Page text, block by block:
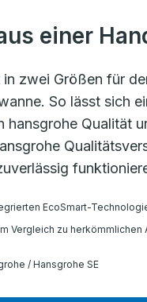
einer
in zwei Größen für
So lässt sich
hansgrohe Qualität
EcoSmart-
Vergleich zu
/ Hansgrohe SE